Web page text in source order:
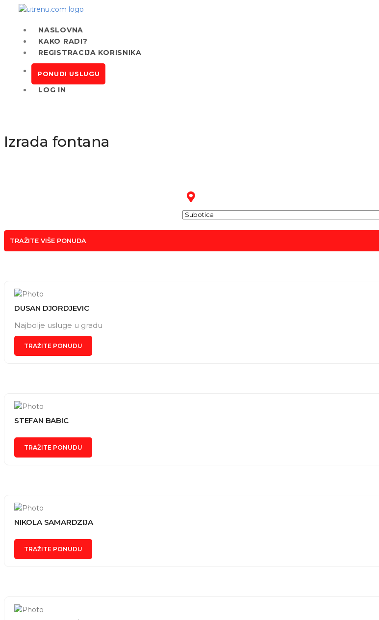
NASLOVNA
KAKO RADI?
REGISTRACIJA KORISNIKA
PONUDI USLUGU
LOG IN
Izrada fontana
TRAŽITE VIŠE PONUDA
DUSAN DJORDJEVIC
Najbolje usluge u gradu
TRAŽITE PONUDU
STEFAN BABIC
TRAŽITE PONUDU
NIKOLA SAMARDZIJA
TRAŽITE PONUDU